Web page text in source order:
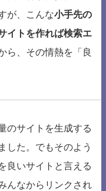
が、こんな小手先の
イトを作れば検索エ
ら、その情熱を「良
のサイトを生成する
した。でもそのよう
良いサイトと言える
んなからリンクされ